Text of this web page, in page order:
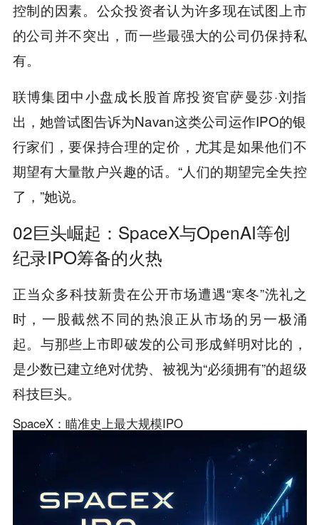
控制的因素。公众投资者认为许多现在试图上市
的公司并不突出，而一些最强大的公司仍保持私
有。
联博集团中小盘成长股首席投资官萨曼莎·刘指
出，她曾试图告诉为Navan这类公司运作IPO的银
行家们，要保持合理的定价，尤其是如果他们不
期望有大量散户兴趣的话。“人们的期望完全失控
了，”她说。
02巨头崛起：SpaceX与OpenAI等创
纪录IPO筹备的火热
正当众多科技新贵在公开市场遭遇“寒冬”洗礼之
时，一股截然不同的热浪正从市场的另一极涌
起。与那些上市即破发的公司形成鲜明对比的，
是少数已建立绝对优势、被视为“必须拥有”的超级
科技巨头。
SpaceX：瞄准史上最大规模IPO